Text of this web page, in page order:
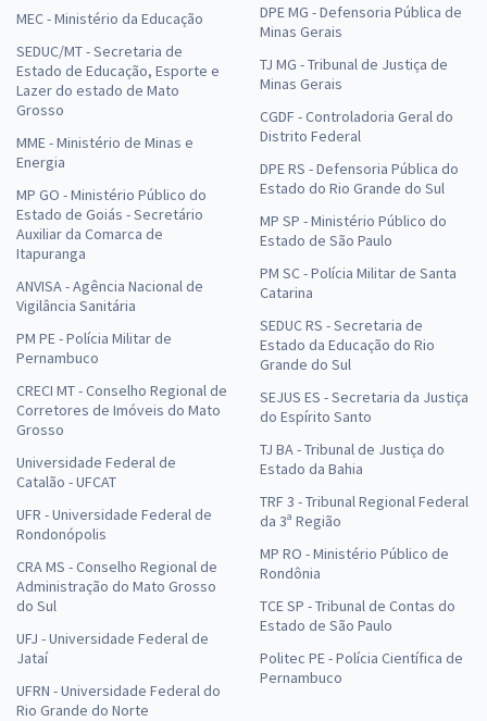
MEC - Ministério da Educação
SEDUC/MT - Secretaria de
Estado de Educação, Esporte e
Lazer do estado de Mato
Grosso
MME - Ministério de Minas e
Energia
MP GO - Ministério Público do
Estado de Goiás - Secretário
Auxiliar da Comarca de
Itapuranga
ANVISA - Agência Nacional de
Vigilância Sanitária
PM PE - Polícia Militar de
Pernambuco
CRECI MT - Conselho Regional de
Corretores de Imóveis do Mato
Grosso
Universidade Federal de
Catalão - UFCAT
UFR - Universidade Federal de
Rondonópolis
CRA MS - Conselho Regional de
Administração do Mato Grosso
do Sul
UFJ - Universidade Federal de
Jataí
UFRN - Universidade Federal do
Rio Grande do Norte
DPE MG - Defensoria Pública de
Minas Gerais
TJ MG - Tribunal de Justiça de
Minas Gerais
CGDF - Controladoria Geral do
Distrito Federal
DPE RS - Defensoria Pública do
Estado do Rio Grande do Sul
MP SP - Ministério Público do
Estado de São Paulo
PM SC - Polícia Militar de Santa
Catarina
SEDUC RS - Secretaria de
Estado da Educação do Rio
Grande do Sul
SEJUS ES - Secretaria da Justiça
do Espírito Santo
TJ BA - Tribunal de Justiça do
Estado da Bahia
TRF 3 - Tribunal Regional Federal
da 3ª Região
MP RO - Ministério Público de
Rondônia
TCE SP - Tribunal de Contas do
Estado de São Paulo
Politec PE - Polícia Científica de
Pernambuco